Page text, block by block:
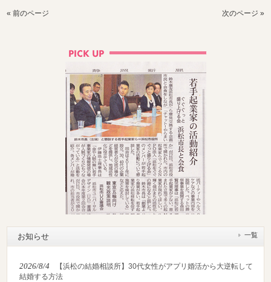
« 前のページ 次のページ »
お知らせ 一覧
2026/8/4
【浜松の結婚相談所】30代女性がアプリ婚活から大逆転して
結婚する方法